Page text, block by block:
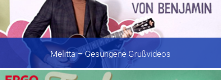
Melitta– Gesungene Grußvideos